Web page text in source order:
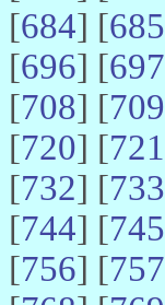
[684] [685
[696] [697
[708] [709
[720] [721
[732] [733
[744] [745
[756] [757